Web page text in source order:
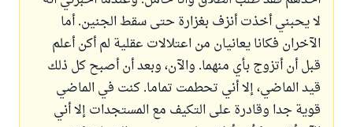
لا يحبني أخذت أنزف بغزارة حتى سقط الجنين. أما
الآخران فكانا يعانيان من اعتلالات عقلية لم أكن أعلم
قبل أن أتزوج بأي منهما. والآن، وبعد أن أصبح كل ذلك
قيد الماضي، إلا أني تحطمت تماما. كنت في الماضي
قوية جدا وقادرة على التكيف مع المستجدات إلا أني